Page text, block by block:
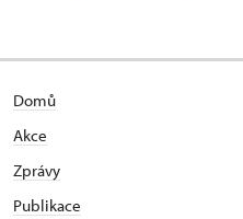
Domů
Akce
Zprávy
Publikace